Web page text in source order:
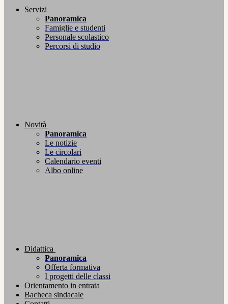
Servizi
Panoramica
Famiglie e studenti
Personale scolastico
Percorsi di studio
Novità
Panoramica
Le notizie
Le circolari
Calendario eventi
Albo online
Didattica
Panoramica
Offerta formativa
I progetti delle classi
Orientamento in entrata
Bacheca sindacale